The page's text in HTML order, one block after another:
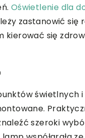
Oświetlenie dla
zastanowić
się
świetlnych
szeroki